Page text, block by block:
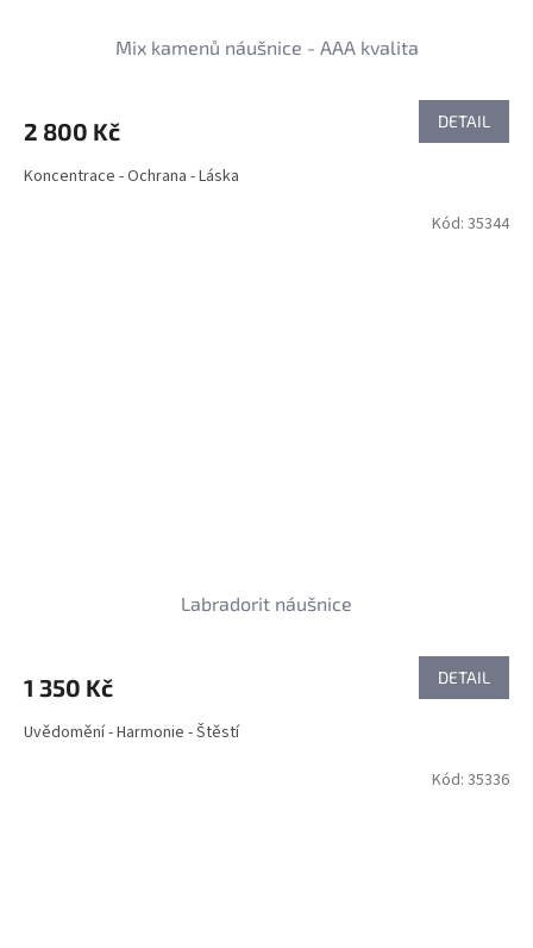
Mix kamenů náušnice - AAA kvalita
2 800 Kč DETAIL
Koncentrace - Ochrana - Láska
Labradorit náušnice
1 350 Kč DETAIL
Uvědomění - Harmonie - Štěstí
Kód: 35344
Kód: 35336